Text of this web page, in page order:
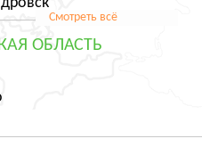
Смотреть всё
ОБЛАСТЬ
Смотреть всё